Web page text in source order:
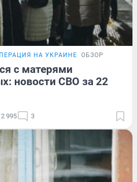
НА УКРАИНЕ ОБЗОР
с матерями
новости СВО за 22
2 995 3